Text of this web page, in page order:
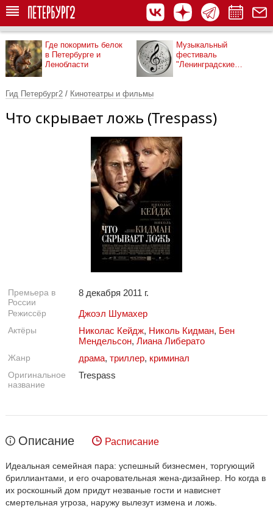
Где покормить белок
в Петербурге и
Ленобласти
Музыкальный
фестиваль
"Ленинградские
Гид Петербург2 / Кинотеатры и фильмы
Что скрывает ложь (Trespass)
Премьера в
России
8 декабря 2011 г.
Режиссёр Джоэл Шумахер
Актёры Николас Кейдж, Николь Кидман, Бен
Мендельсон, Лиана Либерато
Жанр драма, триллер, криминал
Оригинальное
название
Trespass
Описание Расписание
Идеальная семейная пара: успешный бизнесмен, торгующий
бриллиантами, и его очаровательная жена-дизайнер. Но когда в
их роскошный дом придут незваные гости и нависнет
смертельная угроза, наружу вылезут измена и ложь.